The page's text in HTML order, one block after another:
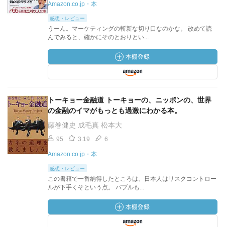
Amazon.co.jp・本
感想・レビュー
うーん。マーケティングの斬新な切り口なのかな。 改めて読
んでみると、確かにそのとおりとい...
トーキョー金融道 トーキョーの、ニッポンの、世界
の金融のイマがもっとも過激にわかる本。
藤巻健史 成毛真 松本大
95 3.19 6
Amazon.co.jp・本
感想・レビュー
この書籍で一番納得したところは、日本人はリスクコントロー
ルが下手くそという点。 バブルも...